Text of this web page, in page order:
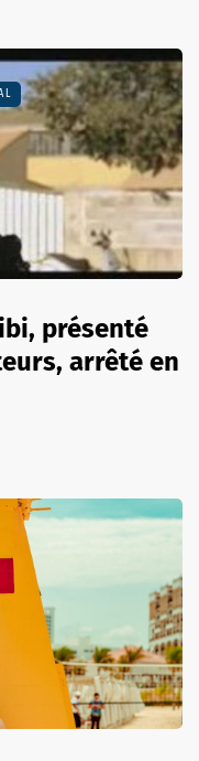
présenté
arrêté en